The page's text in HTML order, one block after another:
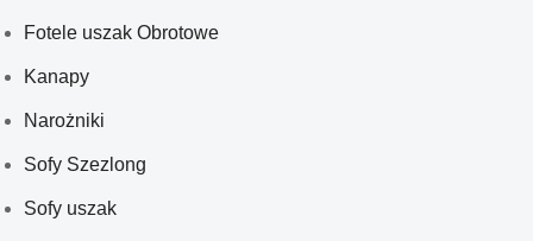
Fotele uszak Obrotowe
Kanapy
Narożniki
Sofy Szezlong
Sofy uszak